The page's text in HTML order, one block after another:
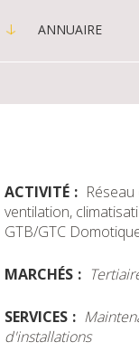
ANNUAIRE
ACTIVITÉ
ventilation,
GTB/GTC
MARCHÉS
SERVICES
d'installations